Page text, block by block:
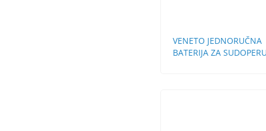
VENETO JEDNORUČNA
BATERIJA ZA